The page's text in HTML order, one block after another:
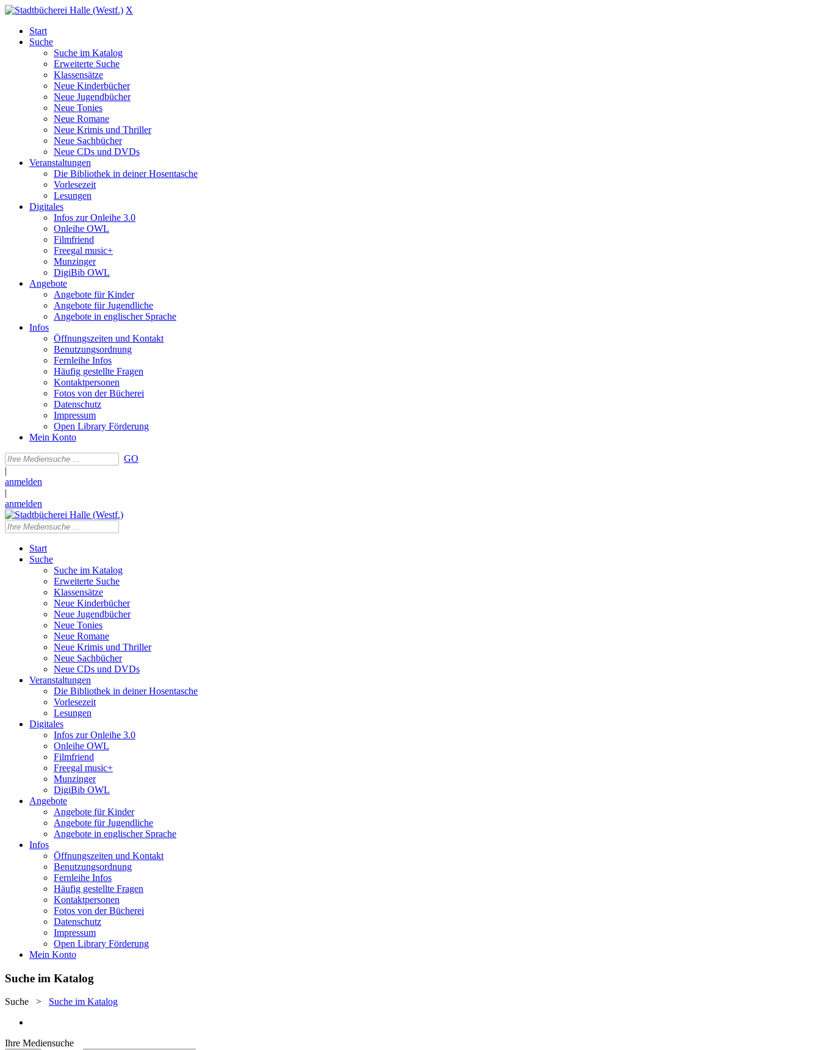
X
Start
Suche
Suche im Katalog
Erweiterte Suche
Klassensätze
Neue Kinderbücher
Neue Jugendbücher
Neue Tonies
Neue Romane
Neue Krimis und Thriller
Neue Sachbücher
Neue CDs und DVDs
Veranstaltungen
Die Bibliothek in deiner Hosentasche
Vorlesezeit
Lesungen
Digitales
Infos zur Onleihe 3.0
Onleihe OWL
Filmfriend
Freegal music+
Munzinger
DigiBib OWL
Angebote
Angebote für Kinder
Angebote für Jugendliche
Angebote in englischer Sprache
Infos
Öffnungszeiten und Kontakt
Benutzungsordnung
Fernleihe Infos
Häufig gestellte Fragen
Kontaktpersonen
Fotos von der Bücherei
Datenschutz
Impressum
Open Library Förderung
Mein Konto
GO
|
anmelden
|
anmelden
Start
Suche
Suche im Katalog
Erweiterte Suche
Klassensätze
Neue Kinderbücher
Neue Jugendbücher
Neue Tonies
Neue Romane
Neue Krimis und Thriller
Neue Sachbücher
Neue CDs und DVDs
Veranstaltungen
Die Bibliothek in deiner Hosentasche
Vorlesezeit
Lesungen
Digitales
Infos zur Onleihe 3.0
Onleihe OWL
Filmfriend
Freegal music+
Munzinger
DigiBib OWL
Angebote
Angebote für Kinder
Angebote für Jugendliche
Angebote in englischer Sprache
Infos
Öffnungszeiten und Kontakt
Benutzungsordnung
Fernleihe Infos
Häufig gestellte Fragen
Kontaktpersonen
Fotos von der Bücherei
Datenschutz
Impressum
Open Library Förderung
Mein Konto
Suche im Katalog
Suche > Suche im Katalog
Ihre Mediensuche